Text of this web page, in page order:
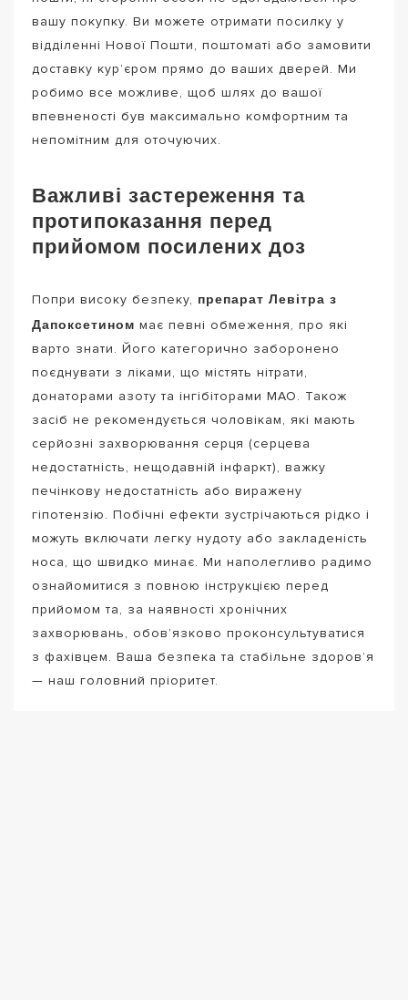
вашу покупку. Ви можете отримати посилку у
відділенні Нової Пошти, поштоматі або замовити
доставку кур’єром прямо до ваших дверей. Ми
робимо все можливе, щоб шлях до вашої
впевненості був максимально комфортним та
непомітним для оточуючих.
Важливі застереження та
протипоказання перед
прийомом посилених доз
Попри високу безпеку, препарат Левітра з
Дапоксетином має певні обмеження, про які
варто знати. Його категорично заборонено
поєднувати з ліками, що містять нітрати,
донаторами азоту та інгібіторами МАО. Також
засіб не рекомендується чоловікам, які мають
серйозні захворювання серця (серцева
недостатність, нещодавній інфаркт), важку
печінкову недостатність або виражену
гіпотензію. Побічні ефекти зустрічаються рідко і
можуть включати легку нудоту або закладеність
носа, що швидко минає. Ми наполегливо радимо
ознайомитися з повною інструкцією перед
прийомом та, за наявності хронічних
захворювань, обов’язково проконсультуватися
з фахівцем. Ваша безпека та стабільне здоров’я
— наш головний пріоритет.